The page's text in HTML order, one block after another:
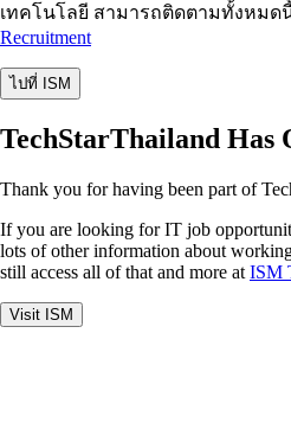
เทคโนโลยี สามารถติดตามทั้งหมด
Recruitment
ไปที่ ISM
TechStarThailand Has
Thank you for having been part of
If you are looking for IT job
lots of other information about
still access all of that and more at ISM
Visit ISM